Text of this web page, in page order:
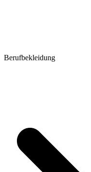
Berufbekleidung